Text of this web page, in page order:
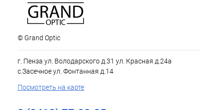
© Grand Optic
г. Пенза ул. Володарского д.31 ул. Красная д.24а
с.Засечное ул. Фонтанная д.14
Посмотреть на карте